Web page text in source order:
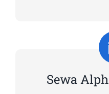
putih mutiara), dan
seat, tipe ini sangat
perjalanan bisnis
Fitur panoramic roof,
perlengkapan
Sewa